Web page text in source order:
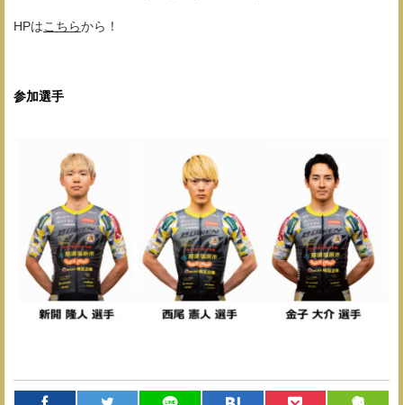
HPはこちらから！
参加選手